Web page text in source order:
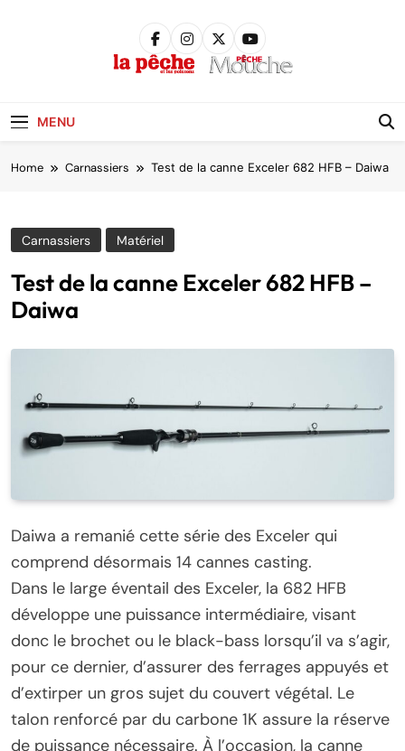
MENU
Home Carnassiers Test de la canne Exceler 682 HFB – Daiwa
Carnassiers Matériel
Test de la canne Exceler 682 HFB –
Daiwa
Daiwa a remanié cette série des Exceler qui
comprend désormais 14 cannes casting.
Dans le large éventail des Exceler, la 682 HFB
développe une puissance intermédiaire, visant
donc le brochet ou le black-bass lorsqu’il va s’agir,
pour ce dernier, d’assurer des ferrages appuyés et
d’extirper un gros sujet du couvert végétal. Le
talon renforcé par du carbone 1K assure la réserve
de puissance nécessaire. À l’occasion, la canne